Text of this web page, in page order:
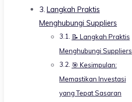
Langkah Praktis
Menghubungi Suppliers
📝 Langkah Praktis
Menghubungi Suppliers
🎯 Kesimpulan:
Memastikan Investasi
yang Tepat Sasaran